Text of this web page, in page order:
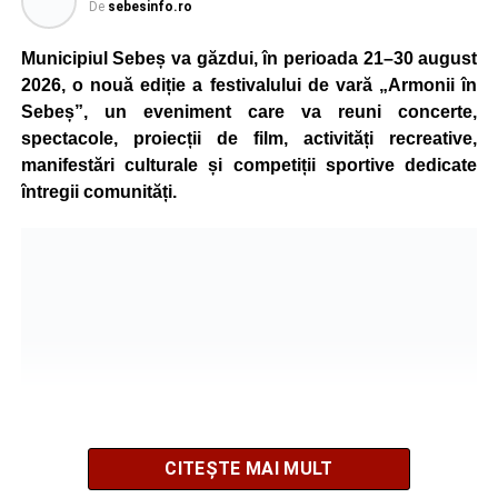
pentru vătămare corporală din culpă, urmând să
stabilească toate împrejurările în care s-a produs
accidentul.
Adaugă-ne ca sursă preferată
Zilele Municipiului Sebeș 2026: zece zile de
spectacole, filme, sport și evenimente culturale, la
De sebesinfo.ro
Municipiul Sebeș va găzdui, în perioada 21–30 august
2026, o nouă ediție a festivalului de vară „Armonii în
Sebeș”, un eveniment care va reuni concerte,
spectacole, proiecții de film, activități recreative,
manifestări culturale și competiții sportive dedicate
întregii comunități.
CITEȘTE MAI MULT